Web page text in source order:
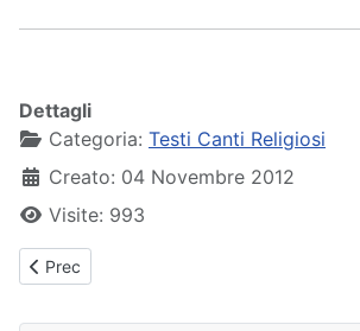
Dettagli
Categoria: Testi Canti Religiosi
Creato: 04 Novembre 2012
Visite: 993
Articolo precedente: Io sarò con te
Prec